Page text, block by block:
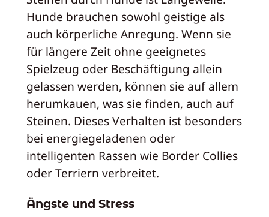
Hunde brauchen sowohl geistige als
auch körperliche Anregung. Wenn sie
für längere Zeit ohne geeignetes
Spielzeug oder Beschäftigung allein
gelassen werden, können sie auf allem
herumkauen, was sie finden, auch auf
Steinen. Dieses Verhalten ist besonders
bei energiegeladenen oder
intelligenten Rassen wie Border Collies
oder Terriern verbreitet.
Ängste und Stress